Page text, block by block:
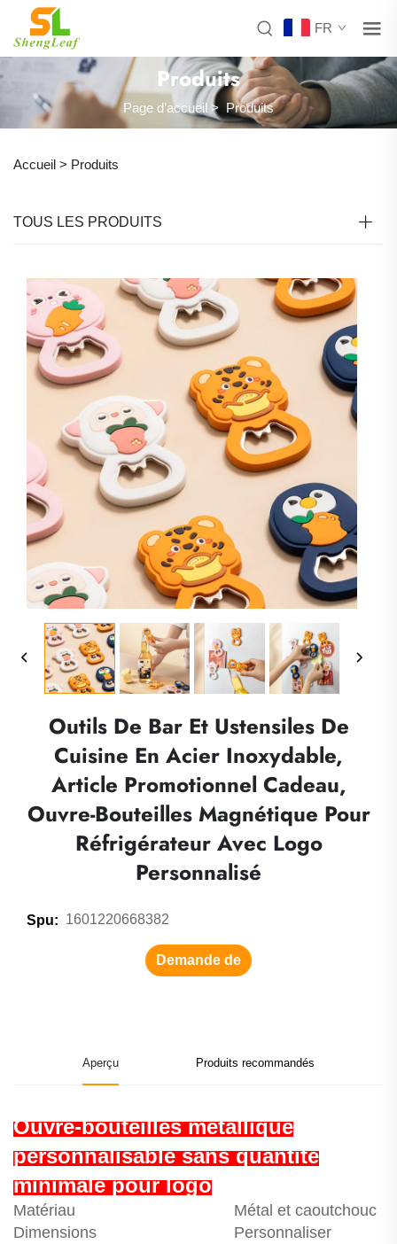
FR
Produits
Page d’accueil > Produits
Accueil > Produits
TOUS LES PRODUITS
Outils De Bar Et Ustensiles De
Cuisine En Acier Inoxydable,
Article Promotionnel Cadeau,
Ouvre-Bouteilles Magnétique Pour
Réfrigérateur Avec Logo
Personnalisé
Spu: 1601220668382
Demande de
Aperçu Produits recommandés
Ouvre-bouteilles métallique
personnalisable sans quantité
minimale pour logo
Matériau
Métal et caoutchouc
Dimensions
Personnaliser